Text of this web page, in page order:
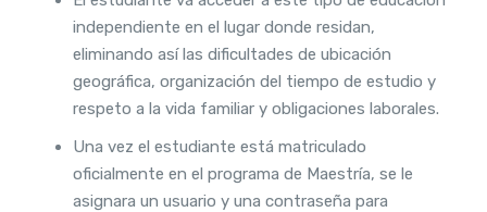
independiente en el lugar donde residan,
eliminando así las dificultades de ubicación
geográfica, organización del tiempo de estudio y
respeto a la vida familiar y obligaciones laborales.
Una vez el estudiante está matriculado
oficialmente en el programa de Maestría, se le
asignara un usuario y una contraseña para